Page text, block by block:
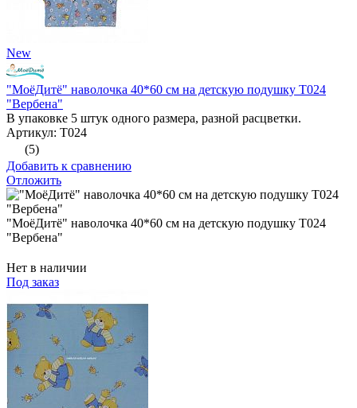
New
"МоёДитё" наволочка 40*60 см на детскую подушку Т024
"Вербена"
В упаковке 5 штук одного размера, разной расцветки.
Артикул: Т024
(5)
Добавить к сравнению
Отложить
"МоёДитё" наволочка 40*60 см на детскую подушку Т024
"Вербена"
Нет в наличии
Под заказ